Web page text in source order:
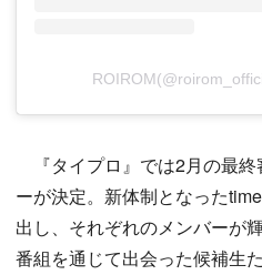
『タイプロ』では2月の最
ーが決定。新体制となった
出し、それぞれのメンバーが
番組を通じて出会った候補生